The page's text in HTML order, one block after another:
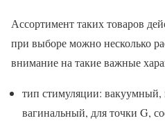
Ассортимент таких товаров
при выборе можно несколько
внимание на такие важные
тип стимуляции: вакуумный,
вагинальный, для точки G,